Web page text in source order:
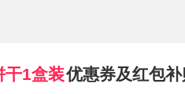
干1盒装优惠券及红包